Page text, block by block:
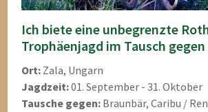
Ich biete eine unbegrenzte
Trophäenjagd im Tausch gegen
Ort: Zala, Ungarn
Jagdzeit:01. September - 31. Oktober
Tausche gegen: Braunbär, Caribu /